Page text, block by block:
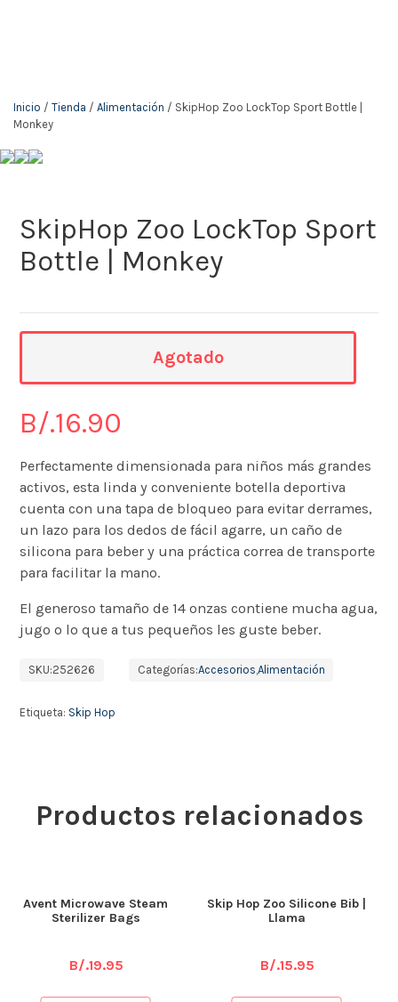
Inicio / Tienda / Alimentación / SkipHop Zoo LockTop Sport Bottle |
Monkey
SkipHop Zoo LockTop Sport
Bottle | Monkey
B/.16.90
Perfectamente dimensionada para niños más grandes
activos, esta linda y conveniente botella deportiva
cuenta con una tapa de bloqueo para evitar derrames,
un lazo para los dedos de fácil agarre, un caño de
silicona para beber y una práctica correa de transporte
para facilitar la mano.
El generoso tamaño de 14 onzas contiene mucha agua,
jugo o lo que a tus pequeños les guste beber.
Agotado
SKU:252626 Categorías:Accesorios,Alimentación
Etiqueta: Skip Hop
Productos relacionados
Avent Microwave Steam
Sterilizer Bags
B/.19.95
Skip Hop Zoo Silicone Bib |
Llama
B/.15.95